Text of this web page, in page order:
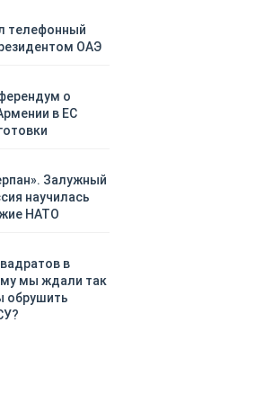
Белгородской,
Тульской
Крым и над
моря.
телефонный
ОАЭ
о
в ЕС
Залужный
научилась
НАТО
в
мы ждали так
обрушить